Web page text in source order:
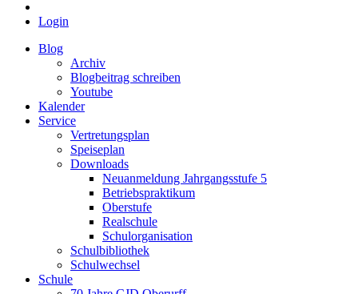
Login
Blog
Archiv
Blogbeitrag schreiben
Youtube
Kalender
Service
Vertretungsplan
Speiseplan
Downloads
Neuanmeldung Jahrgangsstufe 5
Betriebspraktikum
Oberstufe
Realschule
Schulorganisation
Schulbibliothek
Schulwechsel
Schule